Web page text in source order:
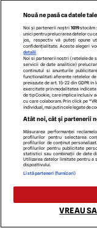
Nouă ne pasă ca datele
Noi și partenerii noștri 1019stocăm
unici pentru prelucrarea datelor cu
jos, respectiv vă puteți opune
confidențialitate. Aceste alegeri
detalii
Noi si partenerii nostri (retelele de
servicii de date analitice)
continutul si anunturile
functionalitati aferente retelelor
prevazute de art. 15-22 din GDPR
exercitate prin modalitatea indicata
de tip Cookie, care implica inclusiv
cu care colaboram. Prin click pe
individual, mai putin cele legate de
Atât noi, cât și partenerii
Măsurarea performanței
profilurilor pentru selectarea
profilurilor de conținut
profilurilor pentru publicitate
statistici sau combinații de date
Utilizarea datelor limitate pentru a
dispozitivului.
Listă parteneri (furnizori)
VREAU